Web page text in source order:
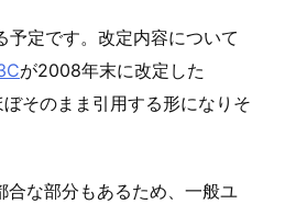
定です。改定内容について
が2008年末に改定した
そのまま引用する形になりそ
合な部分もあるため、一般ユ